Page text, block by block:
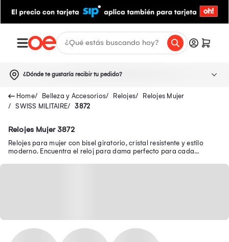
¿Dónde te gustaría recibir tu pedido?
Belleza y Accesorios Relojes
Relojes Mujer
SWISS MILITAIRE
3872
Relojes Mujer 3872
Relojes para mujer con bisel giratorio, cristal resistente y estilo
moderno. Encuentra el reloj para dama perfecto para cada